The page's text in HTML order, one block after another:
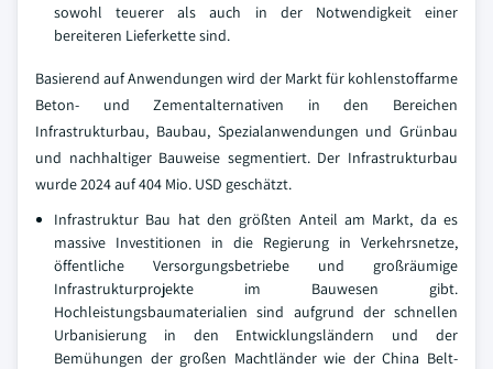
sowohl teuerer als auch in der Notwendigkeit einer
bereiteren Lieferkette sind.
Basierend auf Anwendungen wird der Markt für kohlenstoffarme
Beton- und Zementalternativen in den Bereichen
Infrastrukturbau, Baubau, Spezialanwendungen und Grünbau
und nachhaltiger Bauweise segmentiert. Der Infrastrukturbau
wurde 2024 auf 404 Mio. USD geschätzt.
Infrastruktur Bau hat den größten Anteil am Markt, da es
massive Investitionen in die Regierung in Verkehrsnetze,
öffentliche Versorgungsbetriebe und großräumige
Infrastrukturprojekte im Bauwesen gibt.
Hochleistungsbaumaterialien sind aufgrund der schnellen
Urbanisierung in den Entwicklungsländern und der
Bemühungen der großen Machtländer wie der China Belt-